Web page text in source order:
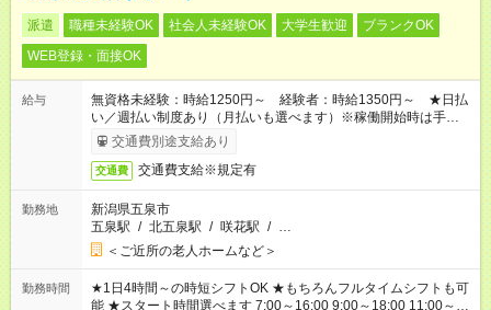
派遣 職種未経験OK 社会人未経験OK 大学生歓迎
ブランクOK
WEB登録・面接OK
給与
無資格未経験：時給1250円～ 経験者：時給1350円～ ★日払
い／週払い制度あり（月払いも選べます）※稼働開始時は手続き
完了次第のお支払いとなります。
交通費別途支給あり
交通費 交通費支給※規定有
勤務地
新潟県五泉市
五泉駅 / 北五泉駅 / 咲花駅 / …
＜ご近所の老人ホームなど＞
勤務時間
★1日4時間～の時短シフトOK ★もちろんフルタイムシフトも可
能 ★スタート時間選べます 7:00～16:00 9:00～18:00 11:00～